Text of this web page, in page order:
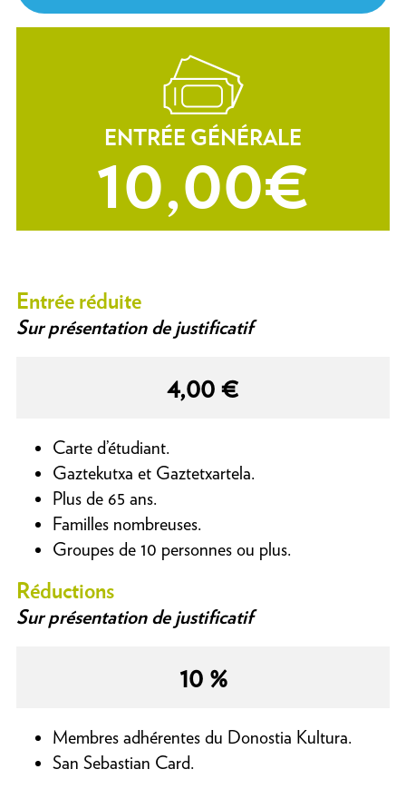
ENTRÉE GÉNÉRALE
10,00 €
Entrée réduite
Sur présentation de justificatif
4,00 €
Carte d’étudiant.
Gaztekutxa et Gaztetxartela.
Plus de 65 ans.
Familles nombreuses.
Groupes de 10 personnes ou plus.
Réductions
Sur présentation de justificatif
10 %
Membres adhérentes du Donostia Kultura.
San Sebastian Card.